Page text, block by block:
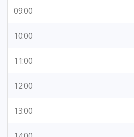
09:00
10:00
11:00
12:00
13:00